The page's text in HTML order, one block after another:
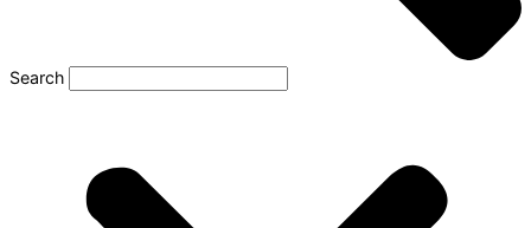
Search